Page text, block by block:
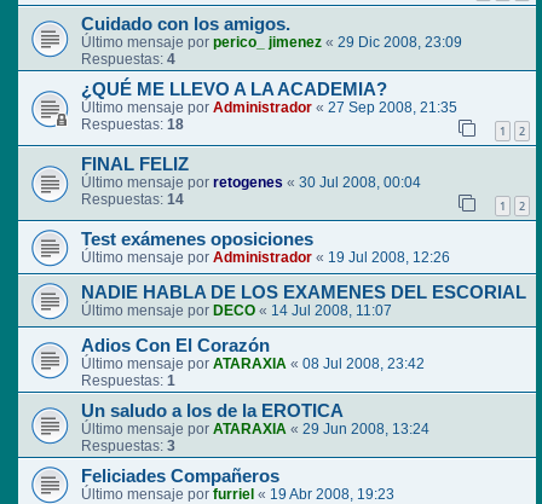
Cuidado con los amigos.
Último mensaje por perico_ jimenez « 29 Dic 2008, 23:09
Respuestas: 4
¿QUÉ ME LLEVO A LA ACADEMIA?
Último mensaje por Administrador « 27 Sep 2008, 21:35
Respuestas: 18 1 2
FINAL FELIZ
Último mensaje por retogenes « 30 Jul 2008, 00:04
Respuestas: 14 1 2
Test exámenes oposiciones
Último mensaje por Administrador « 19 Jul 2008, 12:26
NADIE HABLA DE LOS EXAMENES DEL ESCORIAL
Último mensaje por DECO « 14 Jul 2008, 11:07
Adios Con El Corazón
Último mensaje por ATARAXIA « 08 Jul 2008, 23:42
Respuestas: 1
Un saludo a los de la EROTICA
Último mensaje por ATARAXIA « 29 Jun 2008, 13:24
Respuestas: 3
Feliciades Compañeros
Último mensaje por furriel « 19 Abr 2008, 19:23